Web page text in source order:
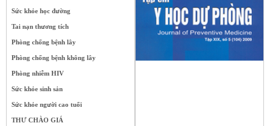
Sức khỏe học đường
Tai nạn thương tích
Phòng chống bệnh lây
Phòng chống bệnh không lây
Phòng nhiễm HIV
Sức khỏe sinh sản
Sức khỏe người cao tuổi
THƯ CHÀO GIÁ